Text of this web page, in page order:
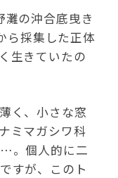
灘の沖合底曳き
ら採集した正体
生きていたの
く、小さな窓
ミマガシワ科
。個人的に二
すが、このト